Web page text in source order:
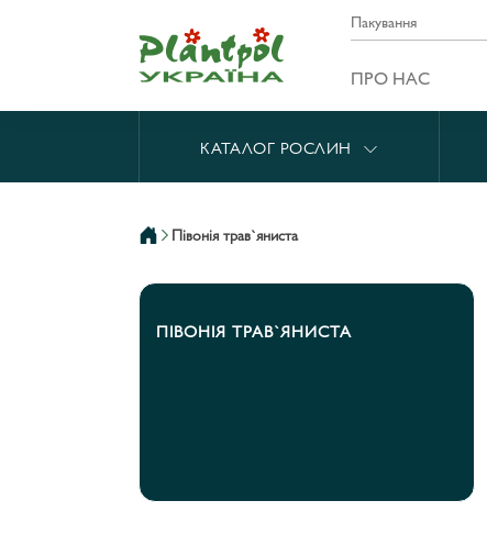
Пакування
ПРО НАС
КАТАЛОГ РОСЛИН
півонія трав`яниста
ПІВОНІЯ ТРАВ`ЯНИСТА